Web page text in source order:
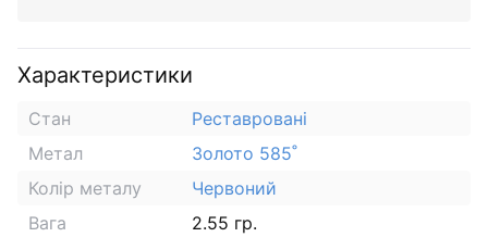
Характеристики
Стан
Реставровані
Метал
Золото 585˚
Колір металу
Червоний
Вага
2.55 гр.